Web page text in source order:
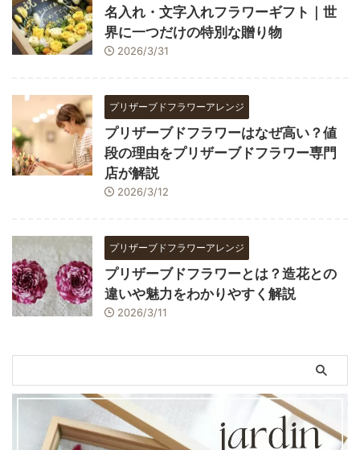
名入れ・文字入れフラワーギフト｜世
界に一つだけの特別な贈り物
2026/3/31
プリザーブドフラワーアレンジ
プリザーブドフラワーはなぜ高い？値
段の理由をプリザーブドフラワー専門
店が解説
2026/3/12
プリザーブドフラワーアレンジ
プリザーブドフラワーとは？造花との
違いや魅力をわかりやすく解説
2026/3/11